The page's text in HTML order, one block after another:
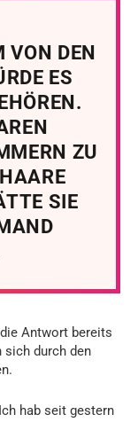
VON DEN
ES
ZU
SIE
Antwort bereits
sich durch den
hab seit gestern